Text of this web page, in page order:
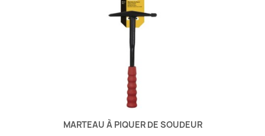
MARTEAU À PIQUER DE SOUDEUR